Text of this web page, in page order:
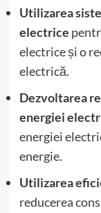
Utilizarea
electrice
electrice și o
electrică.
Dezvoltarea
energiei
energiei
energie.
Utilizarea
reducerea